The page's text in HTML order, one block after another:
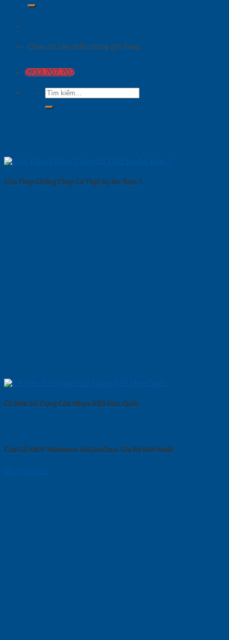
Chưa có sản phẩm trong giỏ hàng.
0933.707.707
Tìm
kiếm:
Cửa Thép Chống Cháy Có Thật Sự An Toàn ?
Có Nên Sử Dụng Cửa Nhựa ABS Hàn Quốc
Cửa Gỗ MDF Melamine SaiGonDoor Gía Rẻ Mới Nhất
08/01/2025